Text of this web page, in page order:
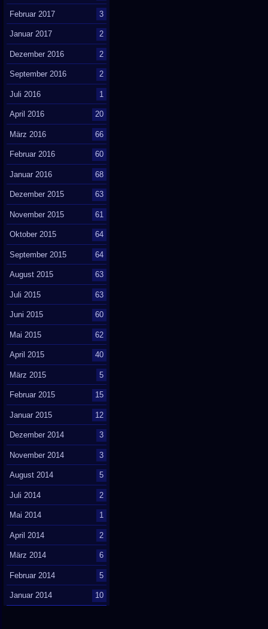
Februar 2017 3
Januar 2017 2
Dezember 2016 2
September 2016 2
Juli 2016 1
April 2016 20
März 2016 66
Februar 2016 60
Januar 2016 68
Dezember 2015 63
November 2015 61
Oktober 2015 64
September 2015 64
August 2015 63
Juli 2015 63
Juni 2015 60
Mai 2015 62
April 2015 40
März 2015 5
Februar 2015 15
Januar 2015 12
Dezember 2014 3
November 2014 3
August 2014 5
Juli 2014 2
Mai 2014 1
April 2014 2
März 2014 6
Februar 2014 5
Januar 2014 10